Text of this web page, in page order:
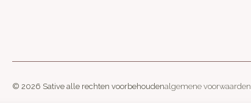
© 2026 Sative alle rechten voorbehoudenalgemene voorwaarden